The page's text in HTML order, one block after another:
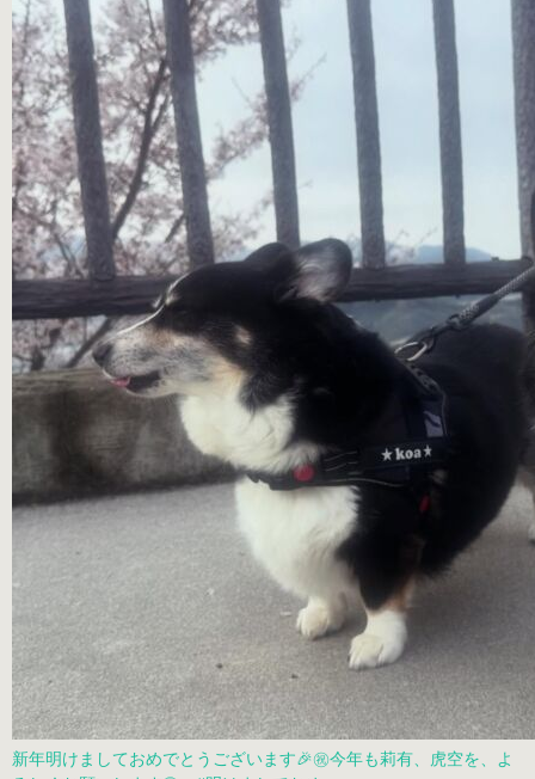
新年明けましておめでとうございます🎉㊗️今年も莉有、虎空を、よ